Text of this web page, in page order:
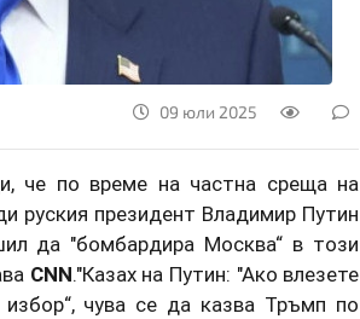
09 юли 2025
че по време на частна среща на
руския президент Владимир Путин
да "бомбардира Москва“ в този
CNN."Казах на Путин: "Ако влезете
чува се да казва Тръмп по